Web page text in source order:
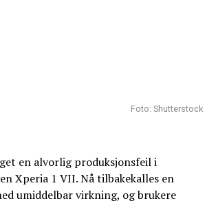
Foto: Shutterstock
en alvorlig produksjonsfeil i
Xperia 1 VII. Nå tilbakekalles en
umiddelbar virkning, og brukere